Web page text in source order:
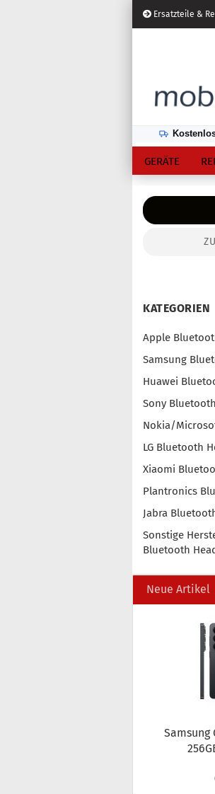
Ersatzteile &
GERÄTE
KATEGORIEN
Apple
Samsung
Huawei
Sony
Nokia/
LG Bluetooth
Xiaomi
Plantronics
Jabra
Sonstige
Bluetooth
Neue Artikel
Sam­sung